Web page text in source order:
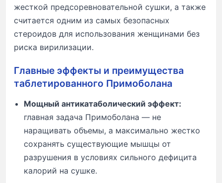
жесткой предсоревновательной сушки, а также
считается одним из самых безопасных
стероидов для использования женщинами без
риска вирилизации.
Главные эффекты и преимущества
таблетированного Примоболана
Мощный антикатаболический эффект:
главная задача Примоболана — не
наращивать объемы, а максимально жестко
сохранять существующие мышцы от
разрушения в условиях сильного дефицита
калорий на сушке.